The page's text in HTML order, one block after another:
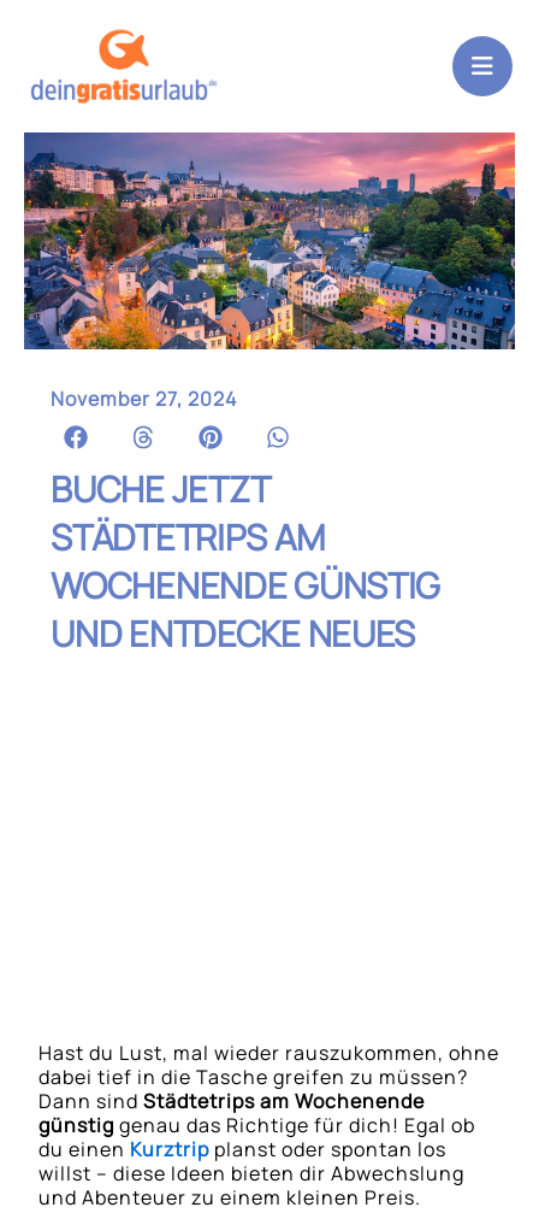
November 27, 2024
BUCHE JETZT
STÄDTETRIPS AM
WOCHENENDE GÜNSTIG
UND ENTDECKE NEUES
Hast du Lust, mal wieder rauszukommen, ohne
dabei tief in die Tasche greifen zu müssen?
Dann sindStädtetrips am Wochenende
günstig genau das Richtige für dich! Egal ob
du einen Kurztrip planst oder spontan los
willst – diese Ideen bieten dir Abwechslung
und Abenteuer zu einem kleinen Preis.